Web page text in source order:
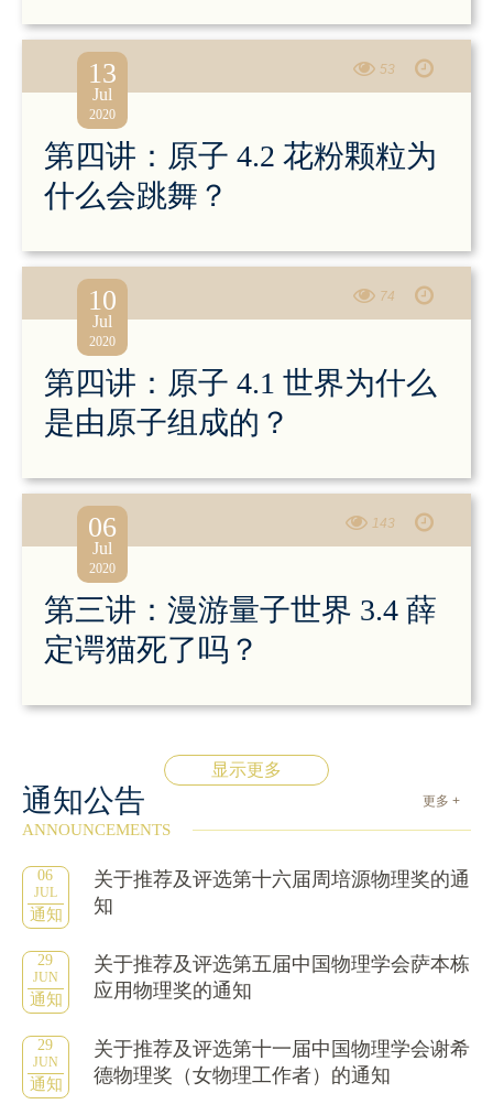
53
第四讲：原子 4.2 花粉颗粒为
什么会跳舞？
13
Jul
2020
74
第四讲：原子 4.1 世界为什么
是由原子组成的？
10
Jul
2020
143
第三讲：漫游量子世界 3.4 薛
定谔猫死了吗？
06
Jul
2020
显示更多
通知公告 更多 +
ANNOUNCEMENTS
06
JUL
通知
关于推荐及评选第十六届周培源物理奖的通
知
29
JUN
通知
关于推荐及评选第五届中国物理学会萨本栋
应用物理奖的通知
29
JUN
通知
关于推荐及评选第十一届中国物理学会谢希
德物理奖（女物理工作者）的通知